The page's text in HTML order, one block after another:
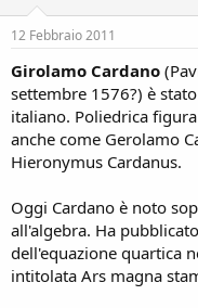
12 Febbraio 2011
Girolamo Cardano
settembre 1576?) è
italiano. Poliedrica
anche come Gerolamo
Hieronymus Cardanus.
Oggi Cardano è noto
all'algebra. Ha
dell'equazione quartica
intitolata Ars magna